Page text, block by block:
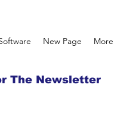
New Page More
The Newsletter